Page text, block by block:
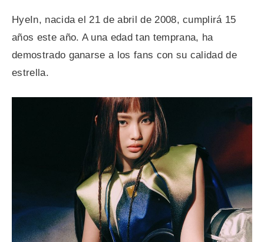
HyeIn, nacida el 21 de abril de 2008, cumplirá 15
años este año. A una edad tan temprana, ha
demostrado ganarse a los fans con su calidad de
estrella.